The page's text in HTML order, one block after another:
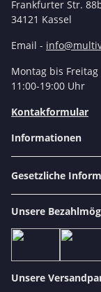
Frankfurter Str.
34121 Kassel
Email -
Montag bis Freitag
11:00-19:00 Uhr
Kontakformular
Informationen
Gesetzliche
Unsere
Unsere